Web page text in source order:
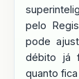
pelo
pode
débito já
quanto